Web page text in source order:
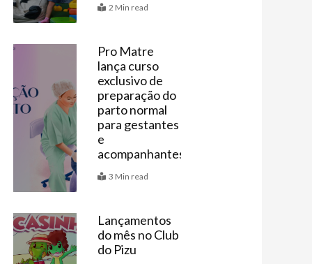
2 Min read
Pro Matre
lança curso
exclusivo de
preparação do
parto normal
para gestantes
e
acompanhantes
3 Min read
Últimas
Lançamentos
do mês no Club
do Pizu